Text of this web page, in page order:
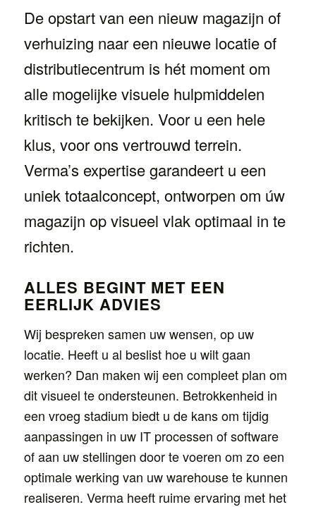
De opstart van een nieuw magazijn of
verhuizing naar een nieuwe locatie of
distributiecentrum is hét moment om
alle mogelijke visuele hulpmiddelen
kritisch te bekijken. Voor u een hele
klus, voor ons vertrouwd terrein.
Verma’s expertise garandeert u een
uniek totaalconcept, ontworpen om úw
magazijn op visueel vlak optimaal in te
richten.
ALLES BEGINT MET EEN
EERLIJK ADVIES
Wij bespreken samen uw wensen, op uw
locatie. Heeft u al beslist hoe u wilt gaan
werken? Dan maken wij een compleet plan om
dit visueel te ondersteunen. Betrokkenheid in
een vroeg stadium biedt u de kans om tijdig
aanpassingen in uw IT processen of software
of aan uw stellingen door te voeren om zo een
optimale werking van uw warehouse te kunnen
realiseren. Verma heeft ruime ervaring met het